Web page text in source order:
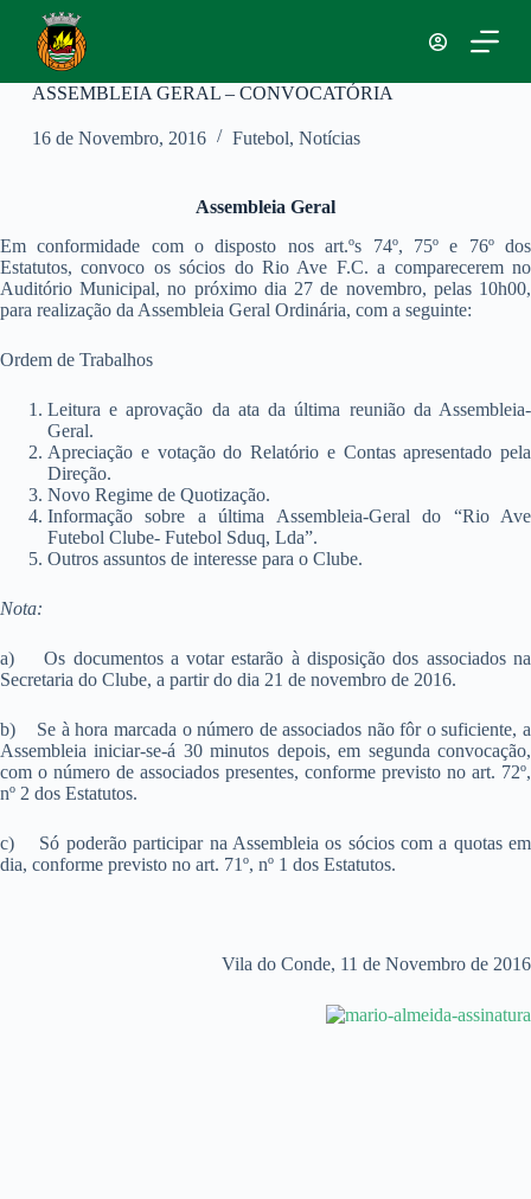
a
o
n
t
e
d
ASSEMBLEIA GERAL – CONVOCATÓRIA
16 de Novembro, 2016 Futebol, Notícias
Assembleia Geral
Em conformidade com o disposto nos art.ºs 74º, 75º e 76º dos
Estatutos, convoco os sócios do Rio Ave F.C. a comparecerem no
Auditório Municipal, no próximo dia 27 de novembro, pelas 10h00,
para realização da Assembleia Geral Ordinária, com a seguinte:
Ordem de Trabalhos
Leitura e aprovação da ata da última reunião da Assembleia-
Geral.
Apreciação e votação do Relatório e Contas apresentado pela
Direção.
Novo Regime de Quotização.
Informação sobre a última Assembleia-Geral do “Rio Ave
Futebol Clube- Futebol Sduq, Lda”.
Outros assuntos de interesse para o Clube.
Nota:
a) Os documentos a votar estarão à disposição dos associados na
Secretaria do Clube, a partir do dia 21 de novembro de 2016.
b) Se à hora marcada o número de associados não fôr o suficiente, a
Assembleia iniciar-se-á 30 minutos depois, em segunda convocação,
com o número de associados presentes, conforme previsto no art. 72º,
nº 2 dos Estatutos.
c) Só poderão participar na Assembleia os sócios com a quotas em
dia, conforme previsto no art. 71º, nº 1 dos Estatutos.
Vila do Conde, 11 de Novembro de 2016